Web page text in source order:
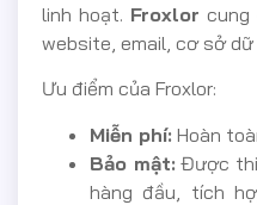
linh hoạt. Froxlor cung
website, email, cơ sở dữ
Ưu điểm của Froxlor:
Miễn phí: Hoàn
Bảo mật: Được
hàng đầu, tích